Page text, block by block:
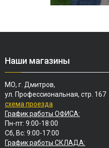
Наши магазины
МО, г. Дмитров,
ул. Профессиональная, стр. 167
схема проезда
График работы ОФИСА:
Пн-пт: 9:00-18:00
Сб, Вс: 9:00-17:00
График работы СКЛАДА: